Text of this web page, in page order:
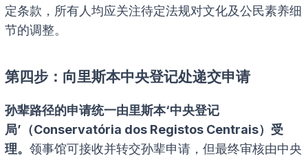
定条款，所有人均应关注待定法规对文化及公民素养细
节的调整。
第四步：向里斯本中央登记处递交申请
孙辈路径的申请统一由里斯本‘中央登记
局’（Conservatória dos Registos Centrais）受
理。 领事馆可接收并转交孙辈申请，但最终审核由中央